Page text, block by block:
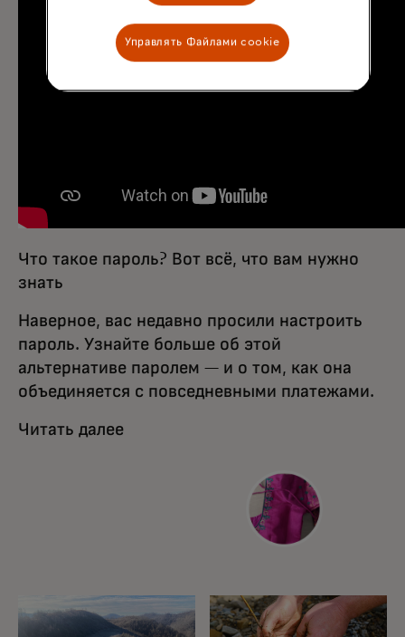
Что такое пароль? Вот всё, что вам нужно
знать
Наверное, вас недавно просили настроить
пароль. Узнайте больше об этой
альтернативе паролем — и о том, как она
объединяется с повседневными платежами.
Читать далее
Управлять Файлами cookie